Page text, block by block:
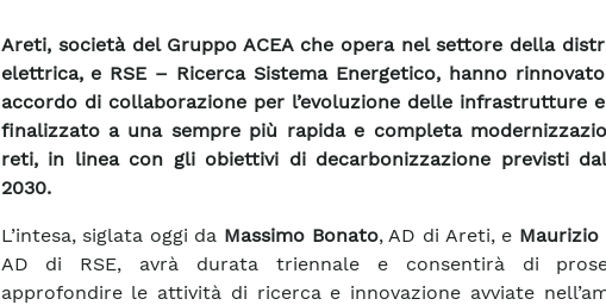
Areti, società del Gruppo ACEA che opera nel settore della
elettrica, e RSE – Ricerca Sistema Energetico, hanno
accordo di collaborazione per l’evoluzione delle infrastrutture
finalizzato a una sempre più rapida e completa
reti, in linea con gli obiettivi di decarbonizzazione previsti
2030.
L’intesa, siglata oggi da Massimo Bonato, AD di Areti, e Maurizio
AD di RSE, avrà durata triennale e consentirà di
approfondire le attività di ricerca e innovazione avviate